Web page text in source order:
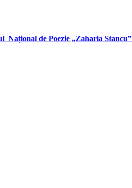
Național de Poezie „Zaharia Stancu”